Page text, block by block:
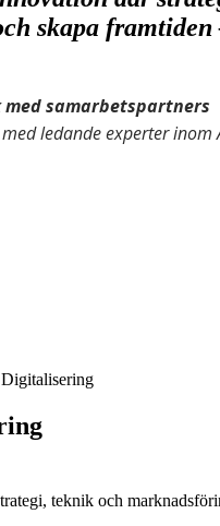
skapa
samarbetspartners
ledande experter inom
teknik och